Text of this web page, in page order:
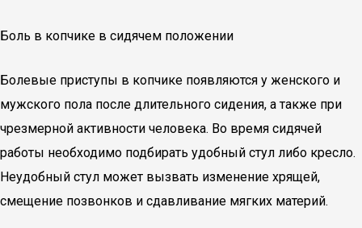
Боль в копчике в сидячем положении
Болевые приступы в копчике появляются у женского и
мужского пола после длительного сидения, а также при
чрезмерной активности человека. Во время сидячей
работы необходимо подбирать удобный стул либо кресло.
Неудобный стул может вызвать изменение хрящей,
смещение позвонков и сдавливание мягких материй.